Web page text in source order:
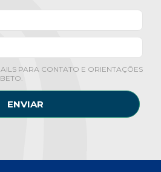
PARA CONTATO E ORIENTAÇÕES
ENVIAR